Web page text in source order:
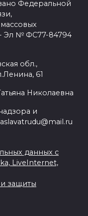
Федеральной
Эл № ФС77-84794
обл.,
61
Николаевна
и
данных с
LiveInternet,
защиты